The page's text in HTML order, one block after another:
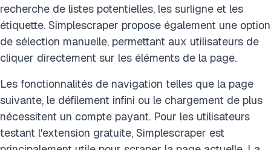
recherche de listes potentielles, les surligne et les
étiquette. Simplescraper propose également une option
de sélection manuelle, permettant aux utilisateurs de
cliquer directement sur les éléments de la page.
Les fonctionnalités de navigation telles que la page
suivante, le défilement infini ou le chargement de plus
nécessitent un compte payant. Pour les utilisateurs
testant l'extension gratuite, Simplescraper est